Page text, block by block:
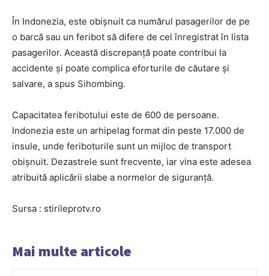
În Indonezia, este obişnuit ca numărul pasagerilor de pe
o barcă sau un feribot să difere de cel înregistrat în lista
pasagerilor. Această discrepanţă poate contribui la
accidente şi poate complica eforturile de căutare şi
salvare, a spus Sihombing.
Capacitatea feribotului este de 600 de persoane.
Indonezia este un arhipelag format din peste 17.000 de
insule, unde feriboturile sunt un mijloc de transport
obişnuit. Dezastrele sunt frecvente, iar vina este adesea
atribuită aplicării slabe a normelor de siguranţă.
Sursa : stirileprotv.ro
Mai multe articole